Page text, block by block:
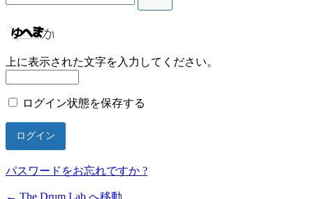
上に表示された文字を入力してください。
ログイン状態を保存する
パスワードをお忘れですか ?
← The Drum Lab へ移動